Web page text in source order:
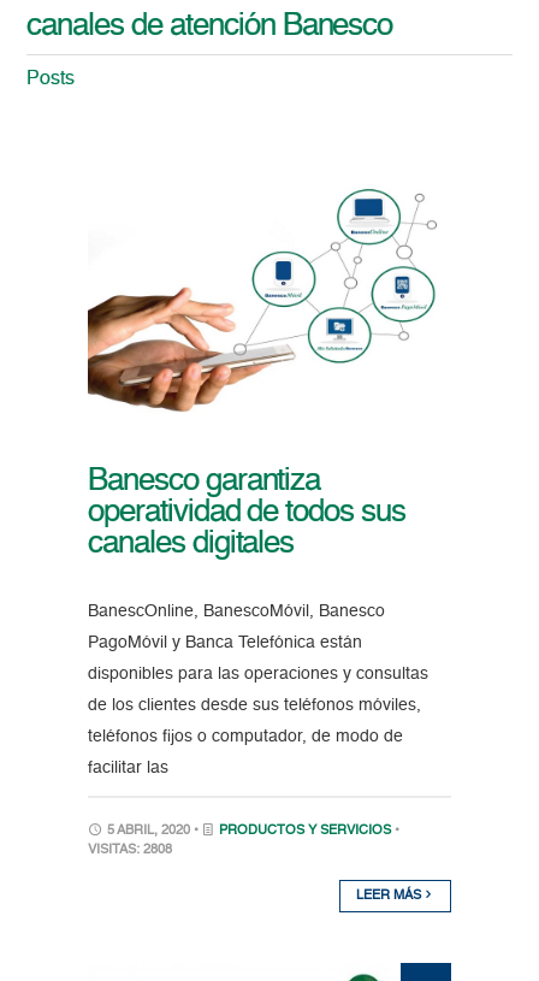
canales de atención Banesco
Posts
Banesco garantiza
operatividad de todos sus
canales digitales
BanescOnline, BanescoMóvil, Banesco
PagoMóvil y Banca Telefónica están
disponibles para las operaciones y consultas
de los clientes desde sus teléfonos móviles,
teléfonos fijos o computador, de modo de
facilitar las
5 ABRIL, 2020 • PRODUCTOS Y SERVICIOS •
VISITAS: 2808
LEER MÁS